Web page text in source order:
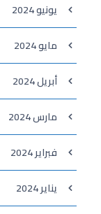
يونيو 2024
مايو 2024
أبريل 2024
مارس 2024
فبراير 2024
يناير 2024